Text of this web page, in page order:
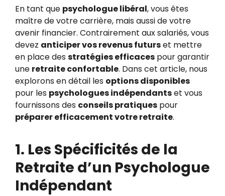
En tant que psychologue libéral, vous êtes
maître de votre carrière, mais aussi de votre
avenir financier. Contrairement aux salariés, vous
devez anticiper vos revenus futurset mettre
en place des stratégies efficaces pour garantir
une retraite confortable. Dans cet article, nous
explorons en détail les options disponibles
pour les psychologues indépendantset vous
fournissons des conseils pratiques pour
préparer efficacement votre retraite.
1. Les Spécificités de la
Retraite d’un Psychologue
Indépendant